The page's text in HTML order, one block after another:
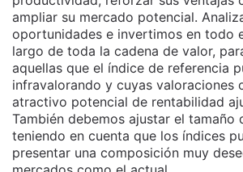
ampliar su mercado potencial.
oportunidades e invertimos en todo
largo de toda la cadena de valor,
aquellas que el índice de referencia
infravalorando y cuyas valoraciones
atractivo potencial de rentabilidad
También debemos ajustar el tamaño
teniendo en cuenta que los índices
presentar una composición muy